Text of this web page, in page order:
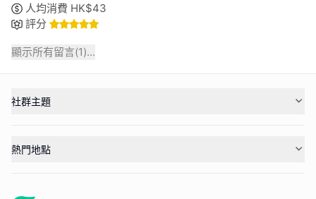
人均消費 HK$43
評分
顯示所有留言(1)...
社群主題
熱門地點